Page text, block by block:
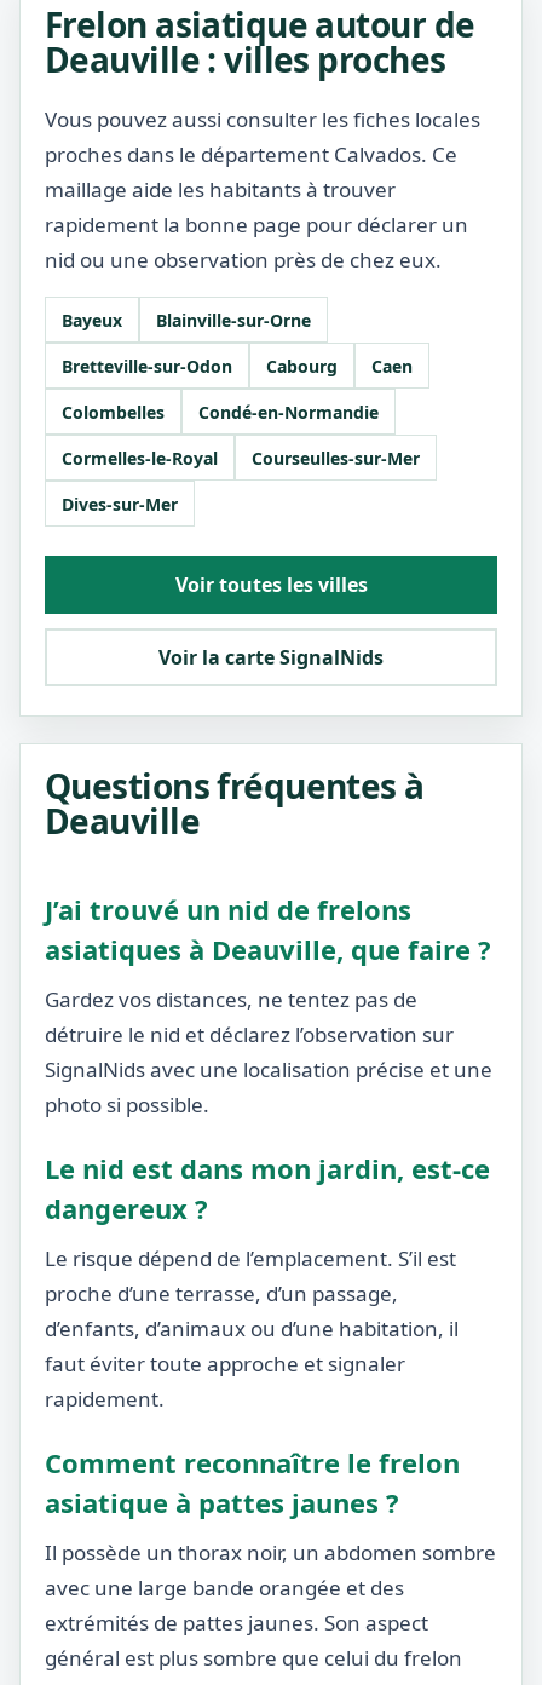
Frelon asiatique autour de
Deauville : villes proches
Vous pouvez aussi consulter les fiches locales
proches dans le département Calvados. Ce
maillage aide les habitants à trouver
rapidement la bonne page pour déclarer un
nid ou une observation près de chez eux.
Bayeux
Blainville-sur-Orne
Bretteville-sur-Odon
Cabourg
Caen
Colombelles
Condé-en-Normandie
Cormelles-le-Royal
Courseulles-sur-Mer
Dives-sur-Mer
Voir toutes les villes
Voir la carte SignalNids
Questions fréquentes à
Deauville
J’ai trouvé un nid de frelons
asiatiques à Deauville, que faire ?
Gardez vos distances, ne tentez pas de
détruire le nid et déclarez l’observation sur
SignalNids avec une localisation précise et une
photo si possible.
Le nid est dans mon jardin, est-ce
dangereux ?
Le risque dépend de l’emplacement. S’il est
proche d’une terrasse, d’un passage,
d’enfants, d’animaux ou d’une habitation, il
faut éviter toute approche et signaler
rapidement.
Comment reconnaître le frelon
asiatique à pattes jaunes ?
Il possède un thorax noir, un abdomen sombre
avec une large bande orangée et des
extrémités de pattes jaunes. Son aspect
général est plus sombre que celui du frelon